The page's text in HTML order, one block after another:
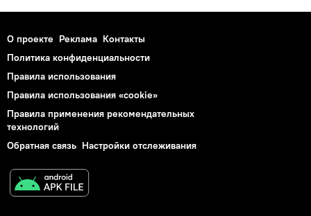
О проекте Реклама Контакты
Политика конфиденциальности
Правила использования
Правила использования «cookie»
Правила применения рекомендательных
технологий
Обратная связь Настройки отслеживания